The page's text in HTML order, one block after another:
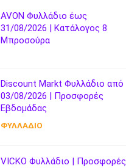
AVON Φυλλάδιο έως
31/08/2026 | Κατάλογος 8
Μπροσούρα
Discount Markt Φυλλάδιο από
03/08/2026 | Προσφορές
Εβδομάδας
ΦΥΛΛΑΔΙΟ
VICKO Φυλλάδιο | Προσφορές